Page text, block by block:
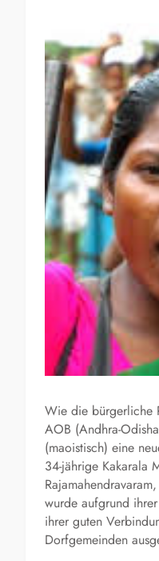
Wie die bürgerliche
AOB (Andhra-
(maoistisch) eine
34-jährige Kakarala
wurde aufgrund
ihrer guten
Dorfgemeinden